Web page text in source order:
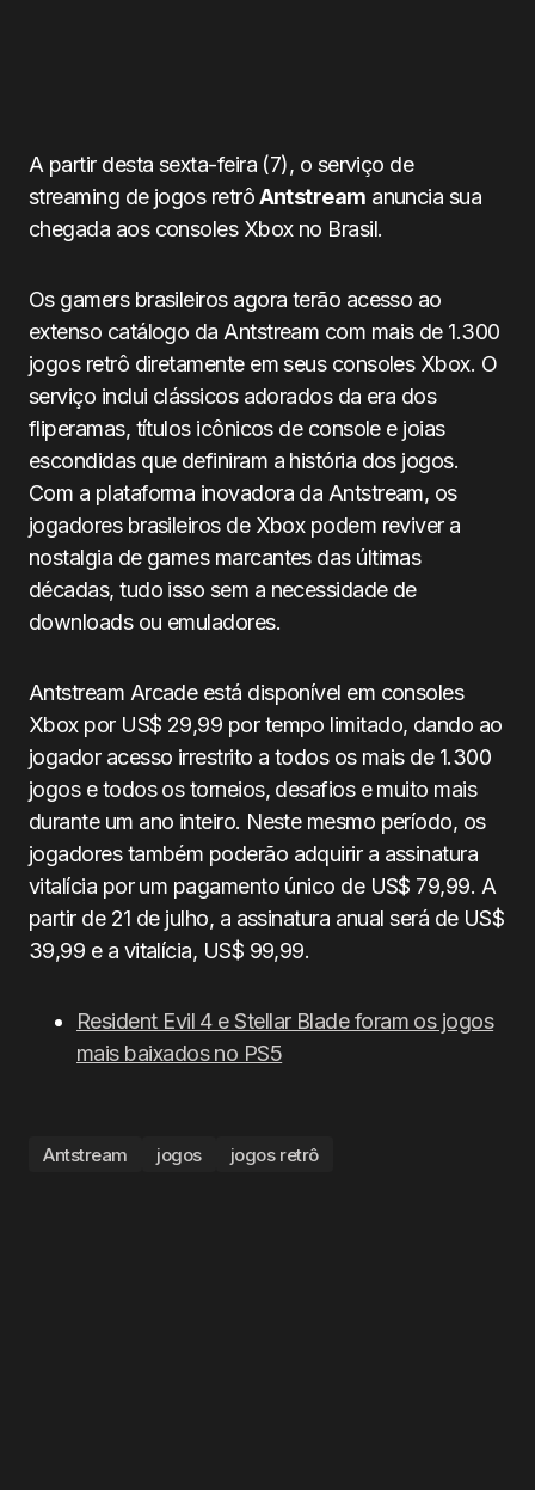
A partir desta sexta-feira (7), o serviço de
streaming de jogos retrôAntstream anuncia sua
chegada aos consoles Xbox no Brasil.
Os gamers brasileiros agora terão acesso ao
extenso catálogo da Antstream com mais de 1.300
jogos retrô diretamente em seus consoles Xbox. O
serviço inclui clássicos adorados da era dos
fliperamas, títulos icônicos de console e joias
escondidas que definiram a história dos jogos.
Com a plataforma inovadora da Antstream, os
jogadores brasileiros de Xbox podem reviver a
nostalgia de games marcantes das últimas
décadas, tudo isso sem a necessidade de
downloads ou emuladores.
Antstream Arcade está disponível em consoles
Xbox por US$ 29,99 por tempo limitado, dando ao
jogador acesso irrestrito a todos os mais de 1.300
jogos e todos os torneios, desafios e muito mais
durante um ano inteiro. Neste mesmo período, os
jogadores também poderão adquirir a assinatura
vitalícia por um pagamento único de US$ 79,99. A
partir de 21 de julho, a assinatura anual será de US$
39,99 e a vitalícia, US$ 99,99.
Resident Evil 4 e Stellar Blade foram os jogos
mais baixados no PS5
Antstream jogos jogos retrô